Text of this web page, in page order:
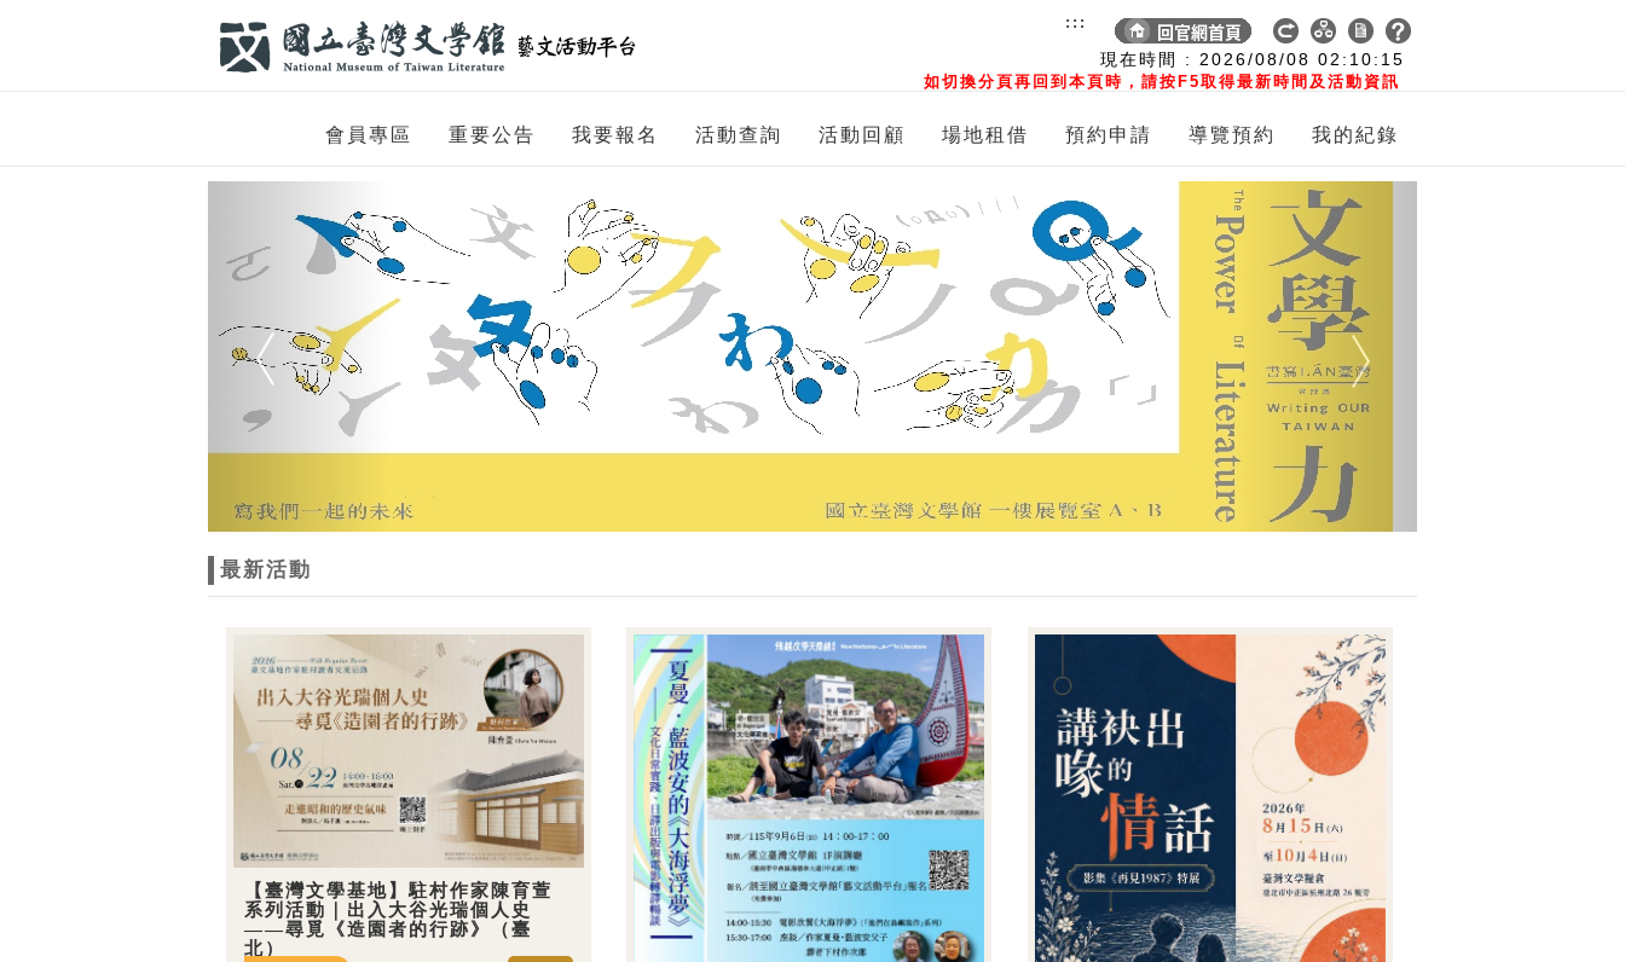
現在時間 : 2026/08/08 02:10:16
如切換分頁再回到本頁時，請按F5取得最新時間及活動資訊
:::
會員專區 重要公告 我要報名 活動查詢 活動回顧 場地租借 預約申請 導覽預約 我的紀錄
Next
最新活動
【臺灣文學基地】駐村作家陳育萱
系列活動｜出入大谷光瑞個人史
——尋覓《造園者的行跡》（臺
北）